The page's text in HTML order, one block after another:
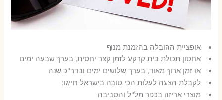
אופציית ההובלה בהזמנת מנוף
אחסון תכולת בית קרקע לזמן קצר יחסית, בערך שבעה ימים
או זמן ארוך מאוד, בערך שלושים ימים ובדר"כ שנה
לקבלת הצעה לעלות הכי טובה בישראל חייגו:
מוצרי אריזה בכפר מל"ל והסביבה